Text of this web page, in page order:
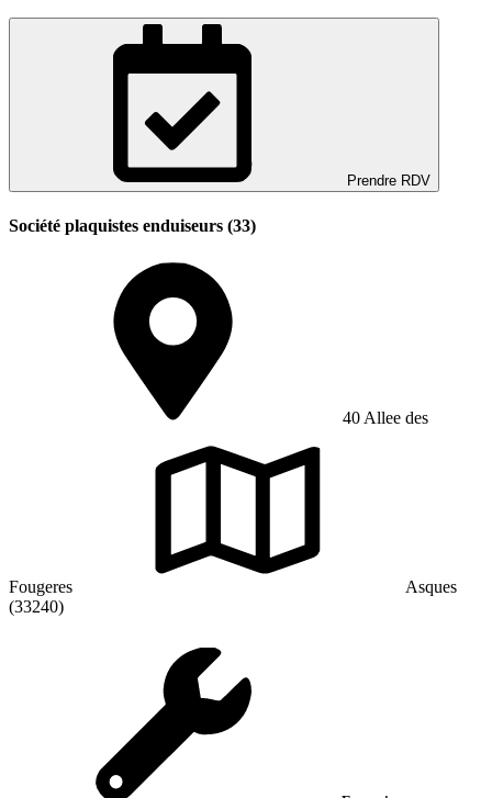
Prendre RDV
Société plaquistes enduiseurs (33)
40 Allee des
Fougeres
Asques
(33240)